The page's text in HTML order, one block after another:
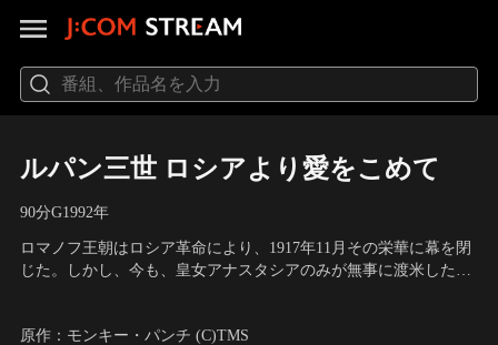
ルパン三世 ロシアより愛をこめて
90分G1992年
ロマノフ王朝はロシア革命により、1917年11月その栄華に幕を閉
じた。しかし、今も、皇女アナスタシアのみが無事に渡米したと
号を秘めた書物の情報を掴み、その書物を借り出した美女ジュデ
原作：モンキー・パンチ (C)TMS